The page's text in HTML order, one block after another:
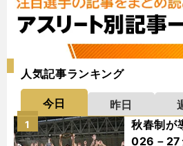
人気記事ランキング
今日 昨日
秋春制が
026－27
1